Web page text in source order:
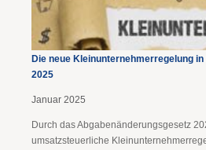
Die neue Kleinunternehmerregelung
2025
Januar 2025
Durch das Abgabenänderungsgesetz
umsatzsteuerliche